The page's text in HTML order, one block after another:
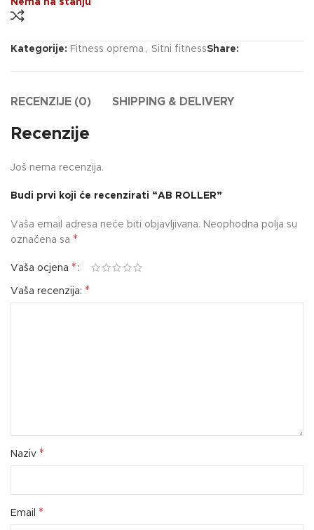
Kategorije: Fitness oprema , Sitni fitnessShare:
RECENZIJE (0) SHIPPING & DELIVERY
Recenzije
Još nema recenzija.
Budi prvi koji će recenzirati “AB ROLLER”
Vaša email adresa neće biti objavljivana. Neophodna polja su
označena sa *
Vaša ocjena *
Vaša recenzija: *
Naziv *
Email *